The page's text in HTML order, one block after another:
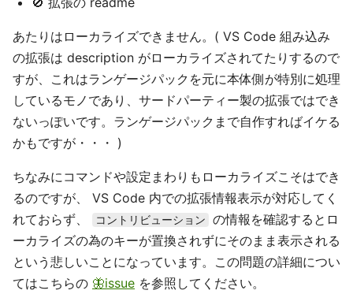
あたりはローカライズできません。( VS Code 組み込み
の拡張は description がローカライズされてたりするので
すが、これはランゲージパックを元に本体側が特別に処理
しているモノであり、サードパーティー製の拡張ではでき
ないっぽいです。ランゲージパックまで自作すればイケる
かもですが・・・ )
ちなみにコマンドや設定まわりもローカライズこそはでき
るのですが、 VS Code 内での拡張情報表示が対応してく
れておらず、
コントリビューション
の情報を確認するとロ
ーカライズの為のキーが置換されずにそのまま表示される
という悲しいことになっています。この問題の詳細につい
てはこちらの 🦋issue を参照してください。